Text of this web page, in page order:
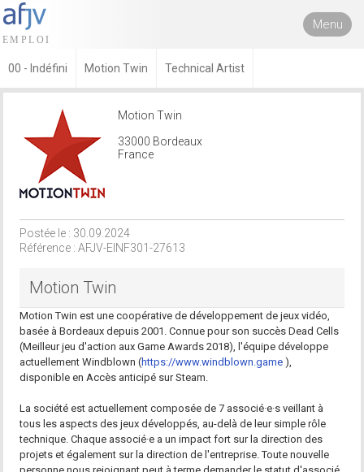
Menu
00 - Indéfini Motion Twin Technical Artist
Motion Twin
33000 Bordeaux
France
Postée le : 30.09.2024
Référence : AFJV-EINF301-27613
Motion Twin
Motion Twin est une coopérative de développement de jeux vidéo,
basée à Bordeaux depuis 2001. Connue pour son succès Dead Cells
(Meilleur jeu d'action aux Game Awards 2018), l'équipe développe
actuellement Windblown (https://www.windblown.game ),
disponible en Accès anticipé sur Steam.
La société est actuellement composée de 7 associé·e·s veillant à
tous les aspects des jeux développés, au-delà de leur simple rôle
technique. Chaque associé·e a un impact fort sur la direction des
projets et également sur la direction de l'entreprise. Toute nouvelle